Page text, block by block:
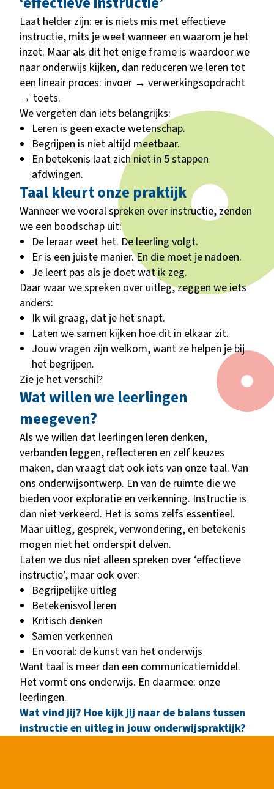
Laat helder zijn: er is niets mis met effectieve
instructie, mits je weet wanneer en waarom je het
inzet. Maar als dit het enige frame is waardoor we
naar onderwijs kijken, dan reduceren we leren tot
een lineair proces: invoer → verwerkingsopdracht
→ toets.
We vergeten dan iets belangrijks:
Leren is geen exacte wetenschap.
Begrijpen is niet altijd meetbaar.
En betekenis laat zich niet in 5 stappen
afdwingen.
Taal kleurt onze praktijk
Wanneer we vooral spreken over instructie, zenden
we een boodschap uit:
De leraar weet het. De leerling volgt.
Er is een juiste manier. En die moet je nadoen.
Je leert pas als je doet wat ik zeg.
Daar waar we spreken over uitleg, zeggen we iets
anders:
Ik wil graag, dat je het snapt.
Laten we samen kijken hoe dit in elkaar zit.
Jouw vragen zijn welkom, want ze helpen je bij
het begrijpen.
Zie je het verschil?
Wat willen we leerlingen
meegeven?
Als we willen dat leerlingen leren denken,
verbanden leggen, reflecteren en zelf keuzes
maken, dan vraagt dat ook iets van onze taal. Van
ons onderwijsontwerp. En van de ruimte die we
bieden voor exploratie en verkenning. Instructie is
dan niet verkeerd. Het is soms zelfs essentieel.
Maar uitleg, gesprek, verwondering, en betekenis
mogen niet het onderspit delven.
Laten we dus niet alleen spreken over ‘effectieve
instructie’, maar ook over:
Begrijpelijke uitleg
Betekenisvol leren
Kritisch denken
Samen verkennen
En vooral: de kunst van het onderwijs
Want taal is meer dan een communicatiemiddel.
Het vormt ons onderwijs. En daarmee: onze
leerlingen.
Wat vind jij? Hoe kijk jij naar de balans tussen
instructie en uitleg in jouw onderwijspraktijk?